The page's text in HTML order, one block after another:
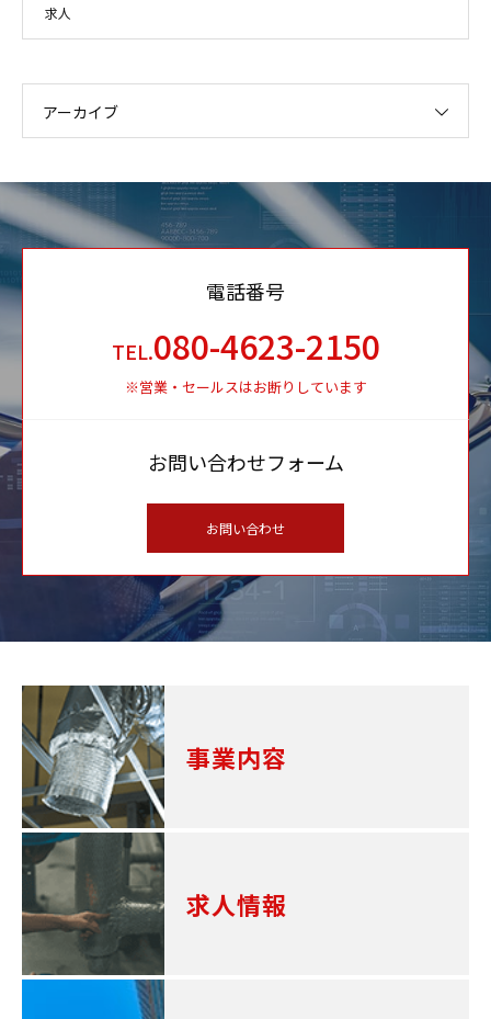
求人
アーカイブ
電話番号
TEL.080-4623-2150
※営業・セールスはお断りしています
お問い合わせフォーム
お問い合わせ
事業内容
求人情報